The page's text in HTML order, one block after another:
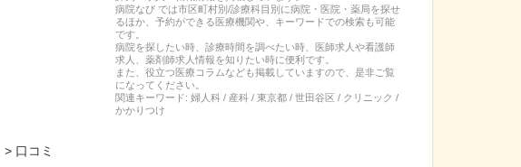
病院なび では市区町村別/診療科目別に病院・医院・薬局を探せ
るほか、予約ができる医療機関や、キーワードでの検索も可能
です。
病院を探したい時、診療時間を調べたい時、医師求人や看護師
求人、薬剤師求人情報を知りたい時に便利です。
また、役立つ医療コラムなども掲載していますので、是非ご覧
になってください。
関連キーワード: 婦人科 / 産科 / 東京都 / 世田谷区 / クリニック /
かかりつけ
> 口コミ